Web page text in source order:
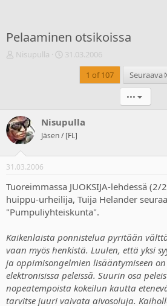
Pelaaminen otsikoissa
V
k
e
t
u
n
a
o
i
t
a
a
Nisupulla
A
s
ä
ä
m
ä
ä
r
31.03.2006
1 of 107
Seuraava
•••
Nisupulla
Jäsen / [FL]
31.03.2006
Tuoreimmassa JUOKSIJA-lehdessä
huippu-urheilija, Tuija Helander
"Pumpuliyhteiskunta".
Kaikenlaista ponnistelua pyritään
vaan myös henkistä. Luulen, että yksi
ja oppimisongelmien lisääntymiseen
elektronisissa peleissä. Suurin osa
nopeatempoista kokeilun kautta
tarvitse juuri vaivata aivosoluja.